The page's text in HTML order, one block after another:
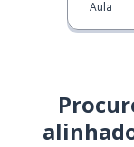
Aula